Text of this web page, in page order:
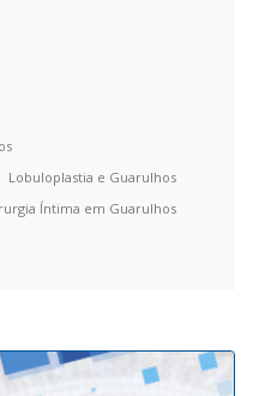
Lobuloplastia e Guarulhos
Íntima em Guarulhos